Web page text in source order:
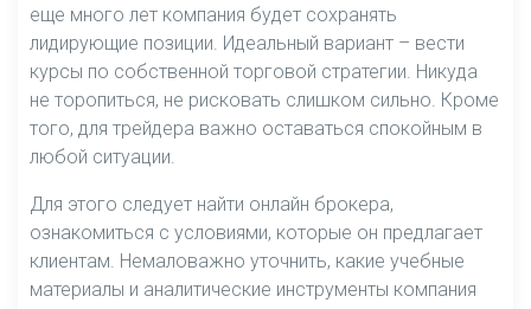
еще много лет компания будет сохранять
лидирующие позиции. Идеальный вариант – вести
курсы по собственной торговой стратегии. Никуда
не торопиться, не рисковать слишком сильно. Кроме
того, для трейдера важно оставаться спокойным в
любой ситуации.
Для этого следует найти онлайн брокера,
ознакомиться с условиями, которые он предлагает
клиентам. Немаловажно уточнить, какие учебные
материалы и аналитические инструменты компания